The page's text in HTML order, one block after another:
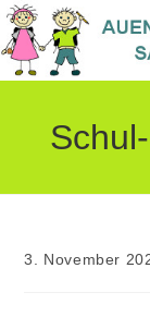
3. November